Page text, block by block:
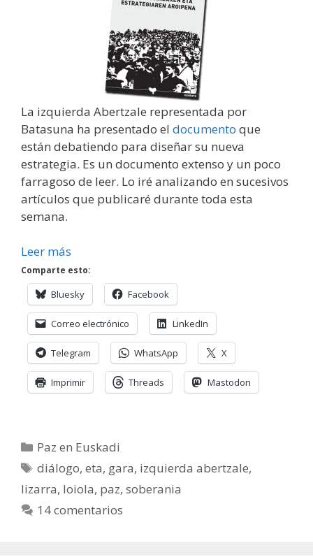
La izquierda Abertzale representada por
Batasuna ha presentado el documento que
están debatiendo para diseñar su nueva
estrategia. Es un documento extenso y un poco
farragoso de leer. Lo iré analizando en sucesivos
artículos que publicaré durante toda esta
semana.
Leer más
Comparte esto:
Bluesky Facebook
Correo electrónico LinkedIn
Telegram WhatsApp X
Imprimir Threads Mastodon
Categorías
Paz en Euskadi
Etiquetas
diálogo,eta, gara, izquierda abertzale,
lizarra, loiola, paz, soberania
14 comentarios